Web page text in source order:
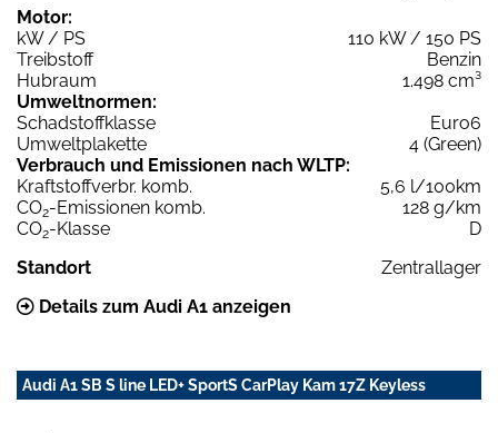
Motor:
kW / PS
110 kW / 150 PS
Treibstoff
Benzin
Hubraum
1.498 cm³
Umweltnormen:
Schadstoffklasse
Euro6
Umweltplakette
4 (Green)
Verbrauch und Emissionen nach WLTP:
Kraftstoffverbr. komb.
5,6 l/100km
CO2-Emissionen komb.
128 g/km
CO2-Klasse
D
Standort
Zentrallager
Details zum Audi A1 anzeigen
Audi A1 SB S line LED+ SportS CarPlay Kam 17Z Keyless